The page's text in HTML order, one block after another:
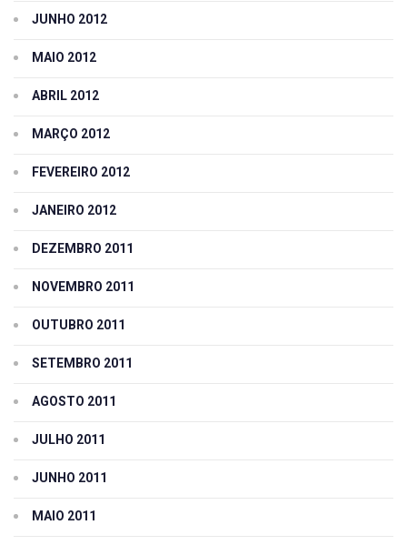
JUNHO 2012
MAIO 2012
ABRIL 2012
MARÇO 2012
FEVEREIRO 2012
JANEIRO 2012
DEZEMBRO 2011
NOVEMBRO 2011
OUTUBRO 2011
SETEMBRO 2011
AGOSTO 2011
JULHO 2011
JUNHO 2011
MAIO 2011